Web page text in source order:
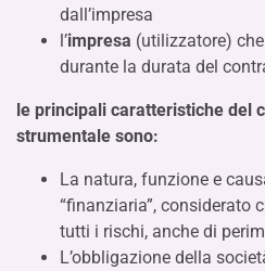
dall’impresa
l’impresa (utilizzatore)
durante la durata del
le principali caratteristiche del
strumentale sono:
La natura, funzione e
“finanziaria”, considerato
tutti i rischi, anche di
L’obbligazione della